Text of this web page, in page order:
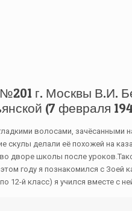
г. Москвы В.И.
(7 февраля
волосами, зачёсанными
скулы делали её похожей на
дворе школы после
году я познакомился с Зоей
12-й класс) я учился вместе с